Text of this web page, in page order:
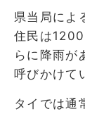
県当局によ
住民は
らに降雨が
呼びかけて
タイでは通